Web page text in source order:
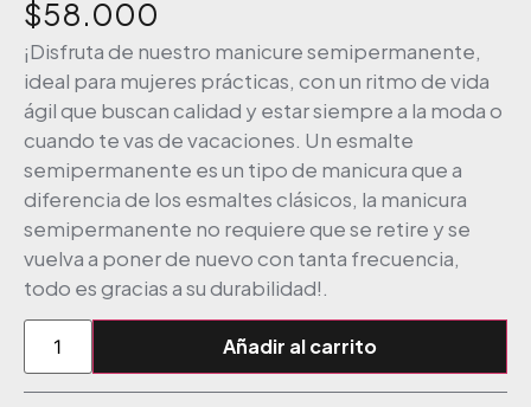
$58.000
¡Disfruta de nuestro manicure semipermanente,
ideal para mujeres prácticas, con un ritmo de vida
ágil que buscan calidad y estar siempre a la moda o
cuando te vas de vacaciones. Un esmalte
semipermanente es un tipo de manicura que a
diferencia de los esmaltes clásicos, la manicura
semipermanente no requiere que se retire y se
vuelva a poner de nuevo con tanta frecuencia,
todo es gracias a su durabilidad!.
Añadir al carrito